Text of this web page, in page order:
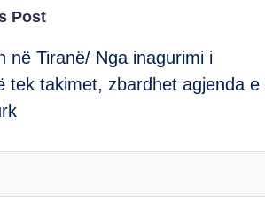
Post
në Tiranë/ Nga inagurimi i
tek takimet, zbardhet agjenda e